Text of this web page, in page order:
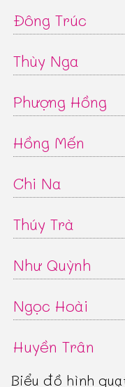
Đông Trúc
Thùy Nga
Phượng Hồng
Hồng Mến
Chi Na
Thúy Trà
Như Quỳnh
Ngọc Hoài
Huyền Trân
Biểu đồ hình